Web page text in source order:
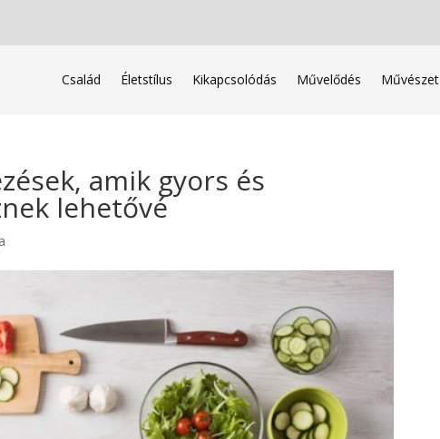
Család Életstílus Kikapcsolódás Művelődés Művészet
amik gyors és
lehetővé